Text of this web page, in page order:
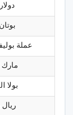
عملة
مارك
بولا
ريال